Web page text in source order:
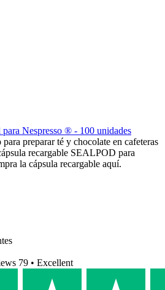
Nespresso ® - 100 unidades
preparar té y chocolate en cafeteras
recargable SEALPOD para
la cápsula recargable aquí.
79 • Excellent